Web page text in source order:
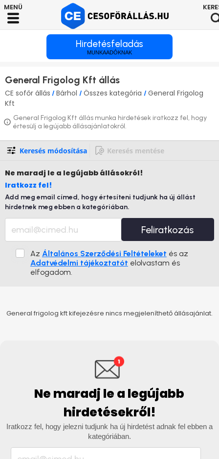
Hirdetésfeladás
MUNKAADÓKNAK
General Frigolog Kft állás
CE sofőr állás / Bárhol / Összes kategória / General Frigolog
Kft
General Frigolog Kft állás munka hirdetések iratkozz fel, hogy
értesülj a legújabb állásajánlatokról.
Keresés módosítása Keresés mentése
Ne maradj le a legújabb állásokról!
Iratkozz fel!
Add meg email címed, hogy értesíteni tudjunk ha új állást
hirdetnek meg ebben a kategóriában.
Feliratkozás
Az Általános Szerződési Feltételeket és az
Adatvédelmi tájékoztatót elolvastam és
elfogadom.
General frigolog kft kifejezésre nincs megjeleníthető állásajánlat.
Ne maradj le a legújabb
hirdetésekről!
Iratkozz fel, hogy jelezni tudjunk ha új hirdetést adnak fel ebben a
kategóriában.